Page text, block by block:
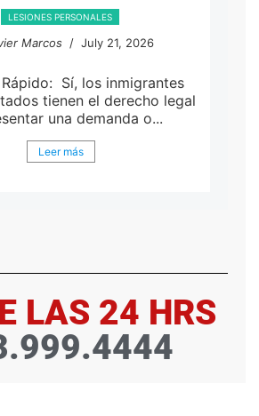
LESIONES PERSONALES
Marcos/ July 21, 2026
Rápido: Sí, los inmigrantes
tienen el derecho legal
una demanda o...
Leer más
LAS 24 HRS